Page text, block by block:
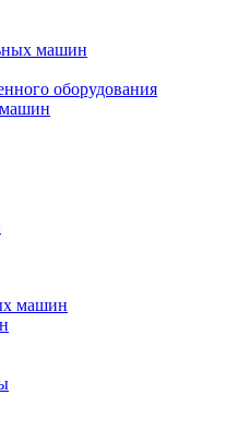
машин
оборудования
машин